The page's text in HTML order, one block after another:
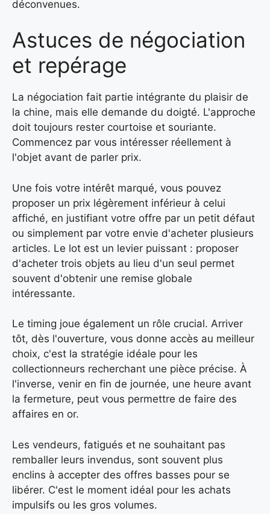
déconvenues.
Astuces de négociation
et repérage
La négociation fait partie intégrante du plaisir de
la chine, mais elle demande du doigté. L'approche
doit toujours rester courtoise et souriante.
Commencez par vous intéresser réellement à
l'objet avant de parler prix.
Une fois votre intérêt marqué, vous pouvez
proposer un prix légèrement inférieur à celui
affiché, en justifiant votre offre par un petit défaut
ou simplement par votre envie d'acheter plusieurs
articles. Le lot est un levier puissant : proposer
d'acheter trois objets au lieu d'un seul permet
souvent d'obtenir une remise globale
intéressante.
Le timing joue également un rôle crucial. Arriver
tôt, dès l'ouverture, vous donne accès au meilleur
choix, c'est la stratégie idéale pour les
collectionneurs recherchant une pièce précise. À
l'inverse, venir en fin de journée, une heure avant
la fermeture, peut vous permettre de faire des
affaires en or.
Les vendeurs, fatigués et ne souhaitant pas
remballer leurs invendus, sont souvent plus
enclins à accepter des offres basses pour se
libérer. C'est le moment idéal pour les achats
impulsifs ou les gros volumes.